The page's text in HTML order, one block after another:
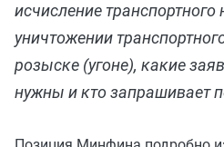
исчисление транспортного
уничтожении
розыске (угоне), какие
нужны и кто запрашивает